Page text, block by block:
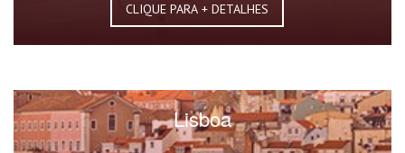
CLIQUE PARA + DETALHES
Lisboa